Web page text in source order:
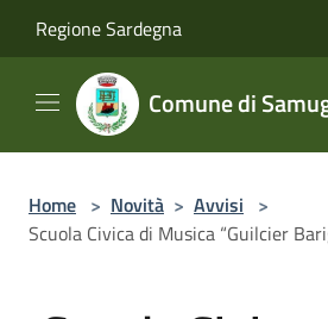
Regione Sardegna
Comune di
Home > Novità > Avvisi >
Scuola Civica di Musica “Guilcier